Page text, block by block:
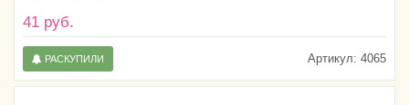
41 руб.
Артикул: 4065
РАСКУПИЛИ